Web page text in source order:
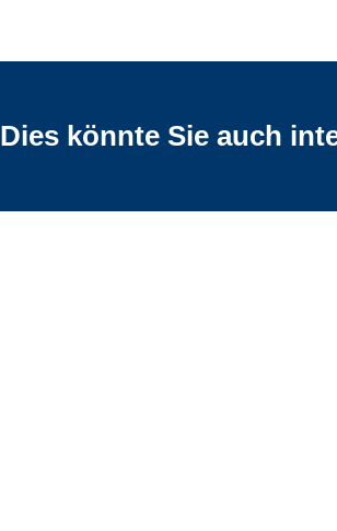
Dies könnte Sie auch